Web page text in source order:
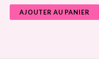
AJOUTER AU PANIER